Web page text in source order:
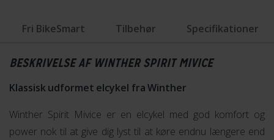
Fri BikeSmart Tilbehør Specifikationer
BESKRIVELSE AF WINTHER SPIRIT MIVICE
Klassisk udformet elcykel fra Winther
Winther Spirit Mivice er en elcykel med god komfort og
power nok til at give dig lyst til at køre endnu længere end